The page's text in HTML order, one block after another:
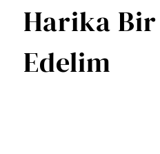
Harika Bir
Edelim